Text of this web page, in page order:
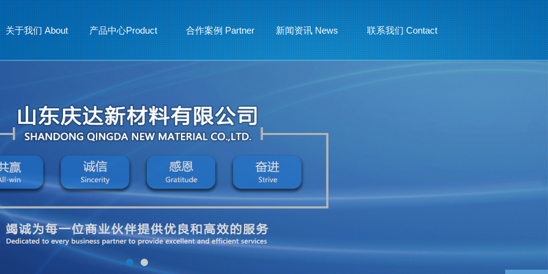
关于我们 About 产品中心Product 合作案例 Partner 新闻资讯 News 联系我们 Contact